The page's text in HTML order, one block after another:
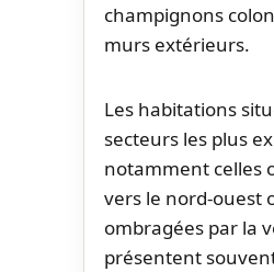
champignons
murs extérieurs.
Les habitations
secteurs les plus
notamment celles
vers le nord-ouest
ombragées par la
présentent